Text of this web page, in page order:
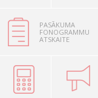
PASĀKUMA
FONOGRAMMU
ATSKAITE